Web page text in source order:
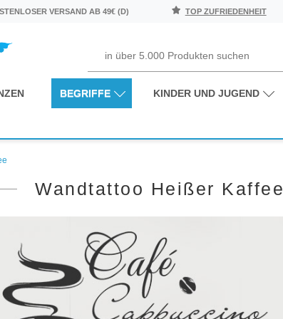
VERSAND AB 49€ (D) TOP ZUFRIEDENHEIT
BEGRIFFE KINDER UND JUGEND
Wandtattoo Heißer Kaffee